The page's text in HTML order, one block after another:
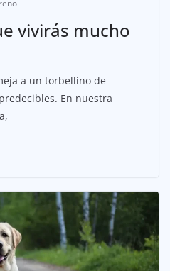
vivirás mucho
a un torbellino de
En nuestra